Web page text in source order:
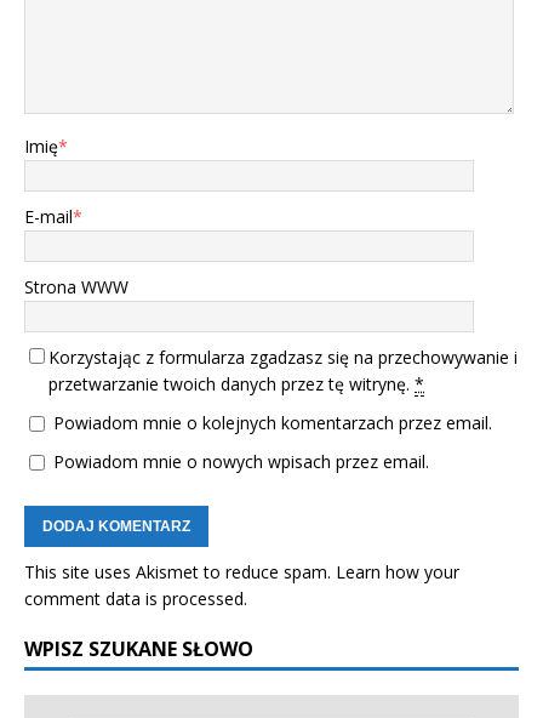
Imię*
E-mail*
Strona WWW
Korzystając z formularza zgadzasz się na przechowywanie i
przetwarzanie twoich danych przez tę witrynę. *
Powiadom mnie o kolejnych komentarzach przez email.
Powiadom mnie o nowych wpisach przez email.
This site uses Akismet to reduce spam. Learn how your
comment data is processed.
WPISZ SZUKANE SŁOWO